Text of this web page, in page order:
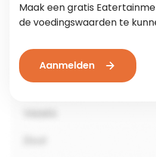
Maak een gratis
de voedingswaarden te
Aanmelden